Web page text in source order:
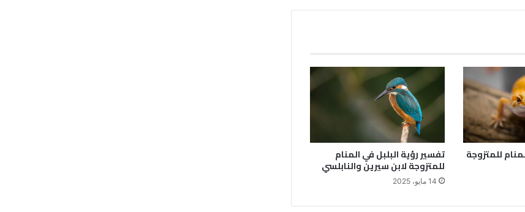
للمتزوجة تفسير رؤية البلبل في المنام
للمتزوجة لابن سيرين والنابلسي
14 مايو، 2025